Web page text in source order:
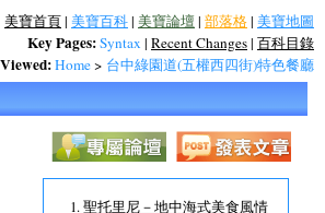
美寶首頁| 美寶百科| 美寶論壇| 部落格| 美寶地圖
Key Pages:Syntax | Recent Changes| 百科目錄
Home> 台中綠園道(五權西四街)特色餐廳
聖托里尼－地中海式美食風情